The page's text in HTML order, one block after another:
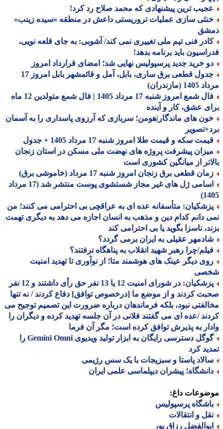
ترین پیشنهادی که محمد صلاح رد کرد!
سازی عملیات تروریستی داعش در منطقه «سیده زینب»
فنی تیم ملی تغییری نمی کند/ آشوبی: به جای قلعه نویی،
باید برنامه بدهد!
خرید جدید پرسپولیس نهایی شد؛ امضای قرارداد امروز
جدول قطعی برق ساری، بابل، آمل و قائمشهر بابل امروز 17
(مازندران)
فال شمع امروز شنبه 17 مرداد 1405 | فال شمع متولدین 12 ماه
عشق، کار و آینده
های ماندگار|هومن؛ سربازی که آرزوی پاسداری را به آسمان
سکه و قیمت طلا امروز شنبه 17 مرداد 1405 + جدول
پیشرفت پروژه های نهضت ملی مسکن در استان زنجان
از میانگین کشوری است
قطعی برق زنجان امروز شنبه 17 مرداد (خاموشی برق)
اسامی ژل های غیر مجاز شستشوی پوست منتشر شد (17 مرداد
متأسفانه عده ای به عراقچی بی احترامی می کنند؛ من
دانم کدام دین و مذهب به انسان اجازه می دهد به دیگری تهمت
ناسزا بگوید یا بی احترامی کند
عقیلی به ایران برمی گردد؟
چرا رهبر شهید انقلاب به پناهگاه نرفتند؟
دیگر عینک های هوشمند متا؛ از نوآوری تا تهدید امنیت
پزشکیان: در شورای امنیت 12 یا 13 نفر حق رأی داشتند و 12 نفر
کردند و از موضع ما [درخصوص توافق] دفاع کردند / نه تنها
نبود، بلکه فرماندهان درباره ضرورت این تصمیم توجیح می
/عده ای می گفتند فلانی در آن جلسه تهدید کرده و دیگران را
به پذیرش توافق کرده است؛ مگر آن فرما
گوگل دسترسی رایگان به ابزار تولید ویدیوی Gemini Omni را
کرد
پاستا و سبزیجات با یک سس رژیمی
پیشران دیپلماسی علمی ایران
داغ:
پرسپولیس
و انتقالات
رزاق پور